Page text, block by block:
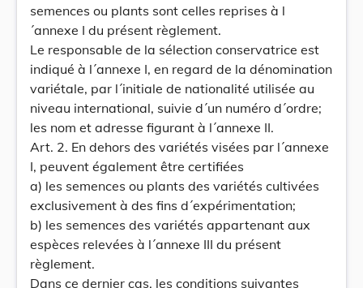
semences ou plants sont celles reprises à l
´annexe I du présent règlement.
Le responsable de la sélection conservatrice est
indiqué à l´annexe I, en regard de la dénomination
variétale, par l´initiale de nationalité utilisée au
niveau international, suivie d´un numéro d´ordre;
les nom et adresse figurant à l´annexe II.
Art. 2. En dehors des variétés visées par l´annexe
I, peuvent également être certifiées
a) les semences ou plants des variétés cultivées
exclusivement à des fins d´expérimentation;
b) les semences des variétés appartenant aux
espèces relevées à l´annexe III du présent
règlement.
Dans ce dernier cas, les conditions suivantes